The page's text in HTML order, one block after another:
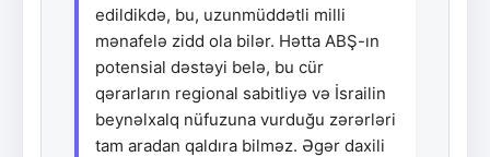
edildikdə, bu, uzunmüddətli milli
mənafelə zidd ola bilər. Hətta ABŞ-ın
potensial dəstəyi belə, bu cür
qərarların regional sabitliyə və İsrailin
beynəlxalq nüfuzuna vurduğu zərərləri
tam aradan qaldıra bilməz. Əgər daxili